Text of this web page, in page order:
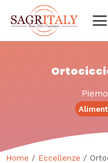
Home / Eccellenze /